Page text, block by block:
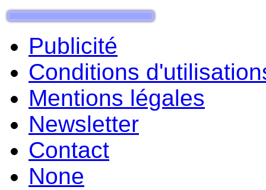
Publicité
Conditions
Mentions légales
Newsletter
Contact
None